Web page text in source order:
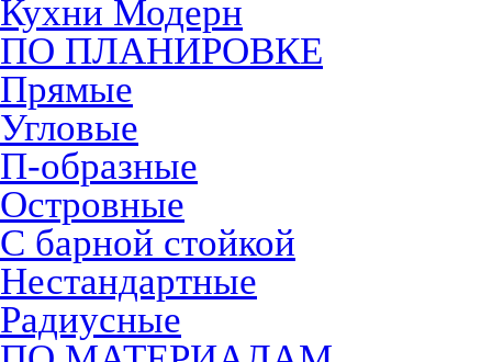
Кухни Модерн
ПО ПЛАНИРОВКЕ
Прямые
Угловые
П-образные
Островные
С барной стойкой
Нестандартные
Радиусные